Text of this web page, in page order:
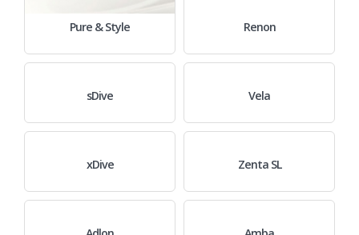
Pure & Style Renon
sDive Vela
xDive Zenta SL